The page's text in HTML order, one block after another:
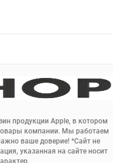
продукции Apple, в котором
компании. Мы работаем
ваше доверие! *Сайт не
указанная на сайте носит